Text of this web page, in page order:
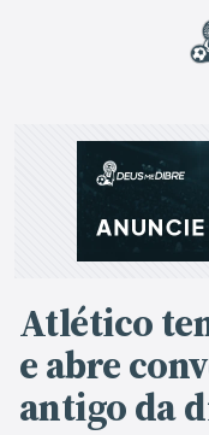
Atlético
e abre
antigo da